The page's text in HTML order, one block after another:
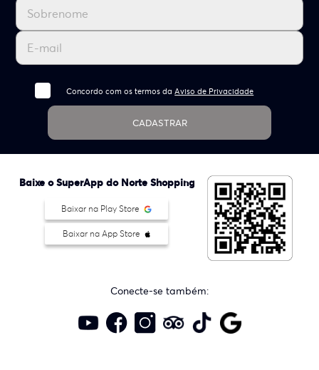
Concordo com os termos daAviso de Privacidade
CADASTRAR
Baixe o SuperApp do Norte Shopping
Baixar na Play Store
Baixar na App Store
Conecte-se também: